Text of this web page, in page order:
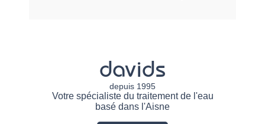
davids
depuis 1995
Votre spécialiste du traitement de l'eau
basé dans l'Aisne